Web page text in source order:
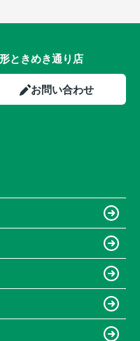
ときめき通り店
お問い合わせ